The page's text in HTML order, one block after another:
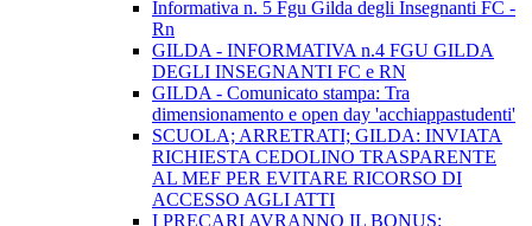
Informativa n. 5 Fgu Gilda degli Insegnanti FC -
Rn
GILDA - INFORMATIVA n.4 FGU GILDA
DEGLI INSEGNANTI FC e RN
GILDA - Comunicato stampa: Tra
dimensionamento e open day 'acchiappastudenti'
SCUOLA; ARRETRATI; GILDA: INVIATA
RICHIESTA CEDOLINO TRASPARENTE
AL MEF PER EVITARE RICORSO DI
ACCESSO AGLI ATTI
I PRECARI AVRANNO IL BONUS: